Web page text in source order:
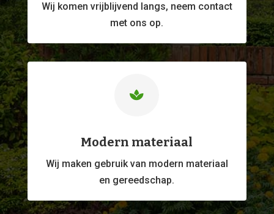
Wij komen vrijblijvend langs, neem contact
met ons op.

Modern materiaal
Wij maken gebruik van modern materiaal
en gereedschap.